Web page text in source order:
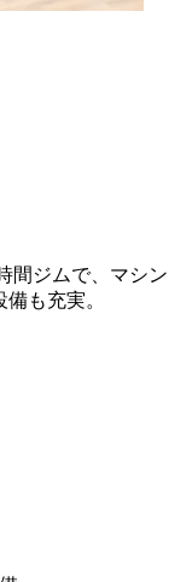
間ジムで、マシン
も充実。